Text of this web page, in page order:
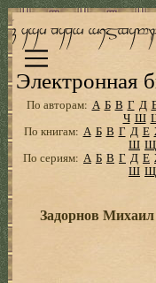
Электронная
По авторам: А Б В Г Д
Ч Ш
По книгам: А Б В Г Д Е
Ш Щ
По сериям: А Б В Г Д Е
Ш Щ
Задорнов